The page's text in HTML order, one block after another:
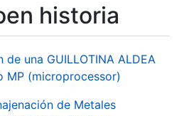
historia
de una GUILLOTINA ALDEA
MP (microprocessor)
de Metales